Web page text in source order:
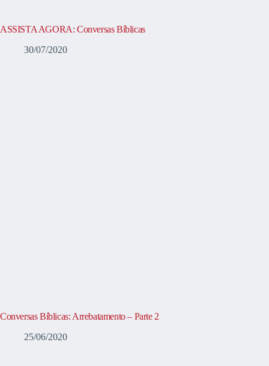
ASSISTA AGORA: Conversas Bíblicas
30/07/2020
Conversas Bíblicas: Arrebatamento – Parte 2
25/06/2020